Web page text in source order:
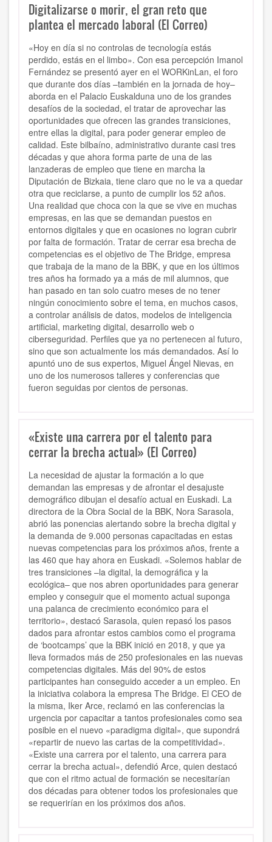
Digitalizarse o morir, el gran reto que
plantea el mercado laboral (El Correo)
«Hoy en día si no controlas de tecnología estás
perdido, estás en el limbo». Con esa percepción Imanol
Fernández se presentó ayer en el WORKinLan, el foro
que durante dos días –también en la jornada de hoy–
aborda en el Palacio Euskalduna uno de los grandes
desafíos de la sociedad, el tratar de aprovechar las
oportunidades que ofrecen las grandes transiciones,
entre ellas la digital, para poder generar empleo de
calidad. Este bilbaíno, administrativo durante casi tres
décadas y que ahora forma parte de una de las
lanzaderas de empleo que tiene en marcha la
Diputación de Bizkaia, tiene claro que no le va a quedar
otra que reciclarse, a punto de cumplir los 52 años.
Una realidad que choca con la que se vive en muchas
empresas, en las que se demandan puestos en
entornos digitales y que en ocasiones no logran cubrir
por falta de formación. Tratar de cerrar esa brecha de
competencias es el objetivo de The Bridge, empresa
que trabaja de la mano de la BBK, y que en los últimos
tres años ha formado ya a más de mil alumnos, que
han pasado en tan solo cuatro meses de no tener
ningún conocimiento sobre el tema, en muchos casos,
a controlar análisis de datos, modelos de inteligencia
artificial, marketing digital, desarrollo web o
ciberseguridad. Perfiles que ya no pertenecen al futuro,
sino que son actualmente los más demandados. Así lo
apuntó uno de sus expertos, Miguel Ángel Nievas, en
uno de los numerosos talleres y conferencias que
fueron seguidas por cientos de personas.
«Existe una carrera por el talento para
cerrar la brecha actual» (El Correo)
La necesidad de ajustar la formación a lo que
demandan las empresas y de afrontar el desajuste
demográfico dibujan el desafío actual en Euskadi. La
directora de la Obra Social de la BBK, Nora Sarasola,
abrió las ponencias alertando sobre la brecha digital y
la demanda de 9.000 personas capacitadas en estas
nuevas competencias para los próximos años, frente a
las 460 que hay ahora en Euskadi. «Solemos hablar de
tres transiciones –la digital, la demográfica y la
ecológica– que nos abren oportunidades para generar
empleo y conseguir que el momento actual suponga
una palanca de crecimiento económico para el
territorio», destacó Sarasola, quien repasó los pasos
dados para afrontar estos cambios como el programa
de ‘bootcamps’ que la BBK inició en 2018, y que ya
lleva formados más de 250 profesionales en las nuevas
competencias digitales. Más del 90% de estos
participantes han conseguido acceder a un empleo. En
la iniciativa colabora la empresa The Bridge. El CEO de
la misma, Iker Arce, reclamó en las conferencias la
urgencia por capacitar a tantos profesionales como sea
posible en el nuevo «paradigma digital», que supondrá
«repartir de nuevo las cartas de la competitividad».
«Existe una carrera por el talento, una carrera para
cerrar la brecha actual», defendió Arce, quien destacó
que con el ritmo actual de formación se necesitarían
dos décadas para obtener todos los profesionales que
se requerirían en los próximos dos años.